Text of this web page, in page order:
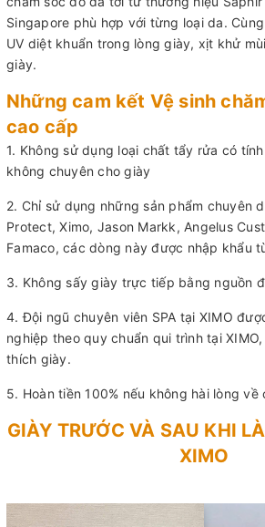
Singapore phù hợp với từng loại da.
UV diệt khuẩn trong lòng giày, xịt khử
giày.
Những cam kết Vệ sinh
cao cấp
1. Không sử dụng loại chất tẩy rửa có
không chuyên cho giày
2. Chỉ sử dụng những sản phẩm chuyên
Protect, Ximo, Jason Markk, Angelus
Famaco, các dòng này được nhập khẩu
3. Không sấy giày trực tiếp bằng nguồn
4. Đội ngũ chuyên viên SPA tại XIMO
nghiệp theo quy chuẩn qui trình tại
thích giày.
5. Hoàn tiền 100% nếu không hài lòng
GIÀY TRƯỚC VÀ SAU KHI
XIMO